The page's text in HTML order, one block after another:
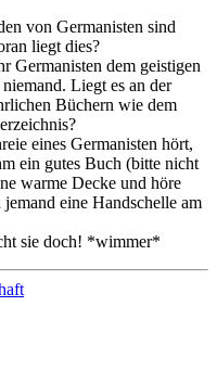
von Germanisten sind
liegt dies?
Germanisten dem geistigen
Liegt es an der
Büchern wie dem
eines Germanisten hört,
ein gutes Buch (bitte nicht
warme Decke und höre
eine Handschelle am
sie doch! *wimmer*